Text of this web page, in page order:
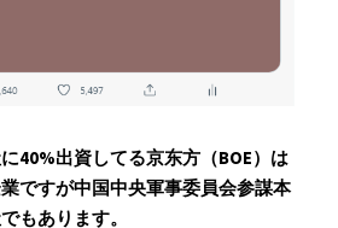
40%出資してる京东方（BOE）は
ですが中国中央軍事委員会参謀本
もあります。